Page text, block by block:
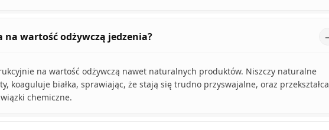
na wartość odżywczą jedzenia?
na wartość odżywczą nawet naturalnych produktów. Niszczy naturalne
koaguluje białka, sprawiając, że stają się trudno przyswajalne, oraz przekształca
chemiczne.